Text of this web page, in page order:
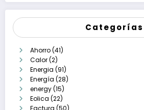
Categorías
Ahorro(41)
Calor(2)
Energia (91)
Energía (28)
energy(15)
Eolica (22)
Factura (50)